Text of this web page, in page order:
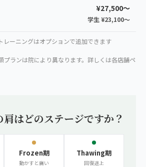
¥27,500〜
学生 ¥23,100〜
レーニングはオプションで追加できます
ランは院により異なります。詳しくは各店舗ペ
はどのステージですか？
Frozen期
動かすと痛い
Thawing期
回復途上